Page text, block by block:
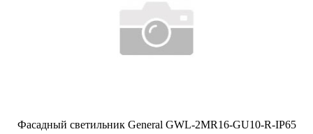
Фасадный светильник General GWL-2MR16-GU10-R-IP65